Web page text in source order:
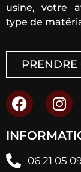
usine, votre
type de
PRENDRE
06 21 05